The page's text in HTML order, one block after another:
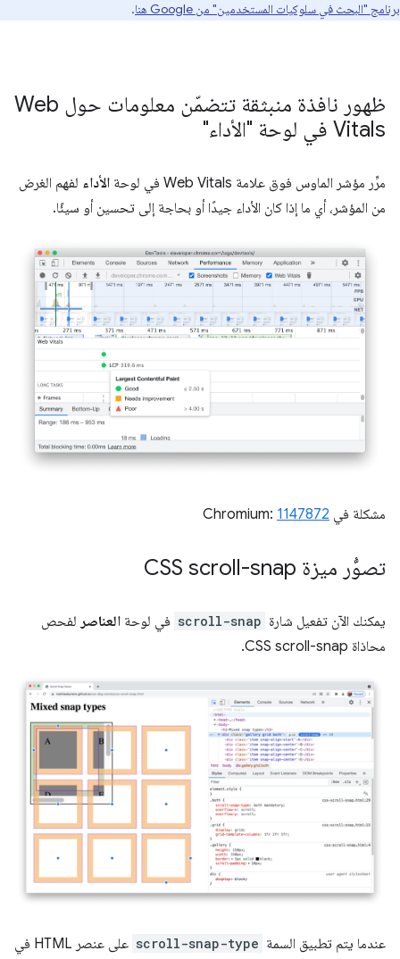
برنامج "البحث في سلوكيات المستخدمين" من Google هنا
.
ظهور نافذة منبثقة تتضمّن معلومات حول Web
Vitals في لوحة "الأداء"
مرِّر مؤشر الماوس فوق علامة Web Vitals في لوحة الأداء لفهم الغرض
من المؤشر، أي ما إذا كان الأداء جيدًا أو بحاجة إلى تحسين أو سيئًا.
مشكلة في Chromium: 1147872
تصوُّر ميزة CSS scroll-snap
يمكنك الآن تفعيل شارة scroll-snap في لوحة العناصر لفحص
محاذاة CSS scroll-snap.
عندما يتم تطبيق السمة scroll-snap-type
على عنصر HTML في